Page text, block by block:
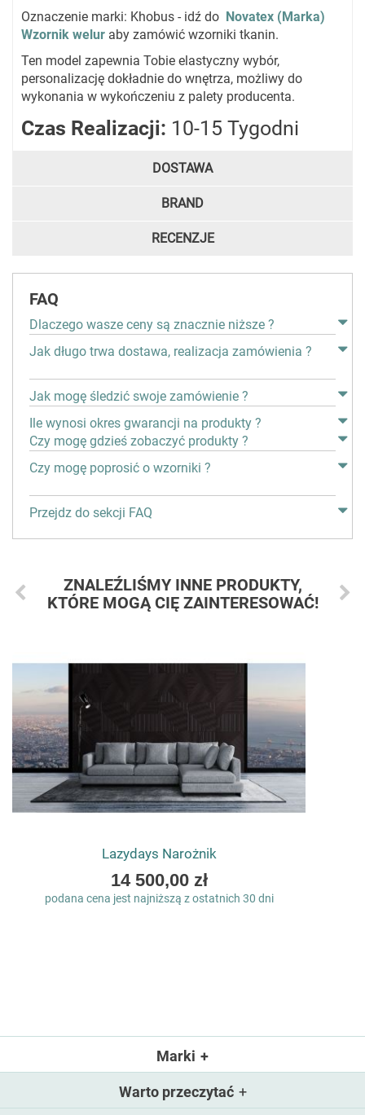
Oznaczenie marki: Khobus - idź do Novatex (Marka)
Wzornik welur aby zamówić wzorniki tkanin.
Ten model zapewnia Tobie elastyczny wybór,
personalizację dokładnie do wnętrza, możliwy do
wykonania w wykończeniu z palety producenta.
Czas Realizacji: 10-15 Tygodni
DOSTAWA
BRAND
RECENZJE
FAQ
Dlaczego wasze ceny są znacznie niższe ?
Jak długo trwa dostawa, realizacja zamówienia ?
Jak mogę śledzić swoje zamówienie ?
Ile wynosi okres gwarancji na produkty ?
Czy mogę gdzieś zobaczyć produkty ?
Czy mogę poprosić o wzorniki ?
Przejdz do sekcji FAQ
ZNALEŹLIŚMY INNE PRODUKTY,
KTÓRE MOGĄ CIĘ ZAINTERESOWAĆ!
Lazydays Narożnik
As
low
14 500,00 zł
podana cena jest najniższą z ostatnich 30 dni
Marki
Warto przeczytać